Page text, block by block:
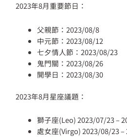
2023年8月重要節日：
父親節：2023/08/8
中元節：2023/08/12
七夕情人節：2023/08/23
鬼門關：2023/08/26
開學日：2023/08/30
2023年8月星座議題：
獅子座(Leo) 2023/07/23 –
處女座(Virgo) 2023/08/23